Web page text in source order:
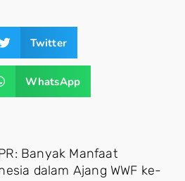
Twitter
WhatsApp
Banyak Manfaat
dalam Ajang WWF ke-